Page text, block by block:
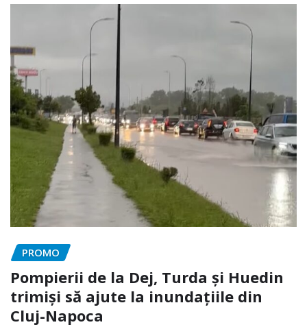
PROMO
Pompierii de la Dej, Turda și Huedin
trimiși să ajute la inundațiile din
Cluj-Napoca